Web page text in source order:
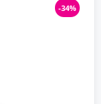
-34%